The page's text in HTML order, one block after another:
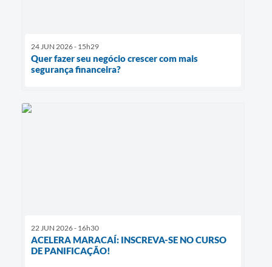
24 JUN 2026 - 15h29
Quer fazer seu negócio crescer com mais
segurança financeira?
22 JUN 2026 - 16h30
ACELERA MARACAÍ: INSCREVA-SE NO CURSO
DE PANIFICAÇÃO!